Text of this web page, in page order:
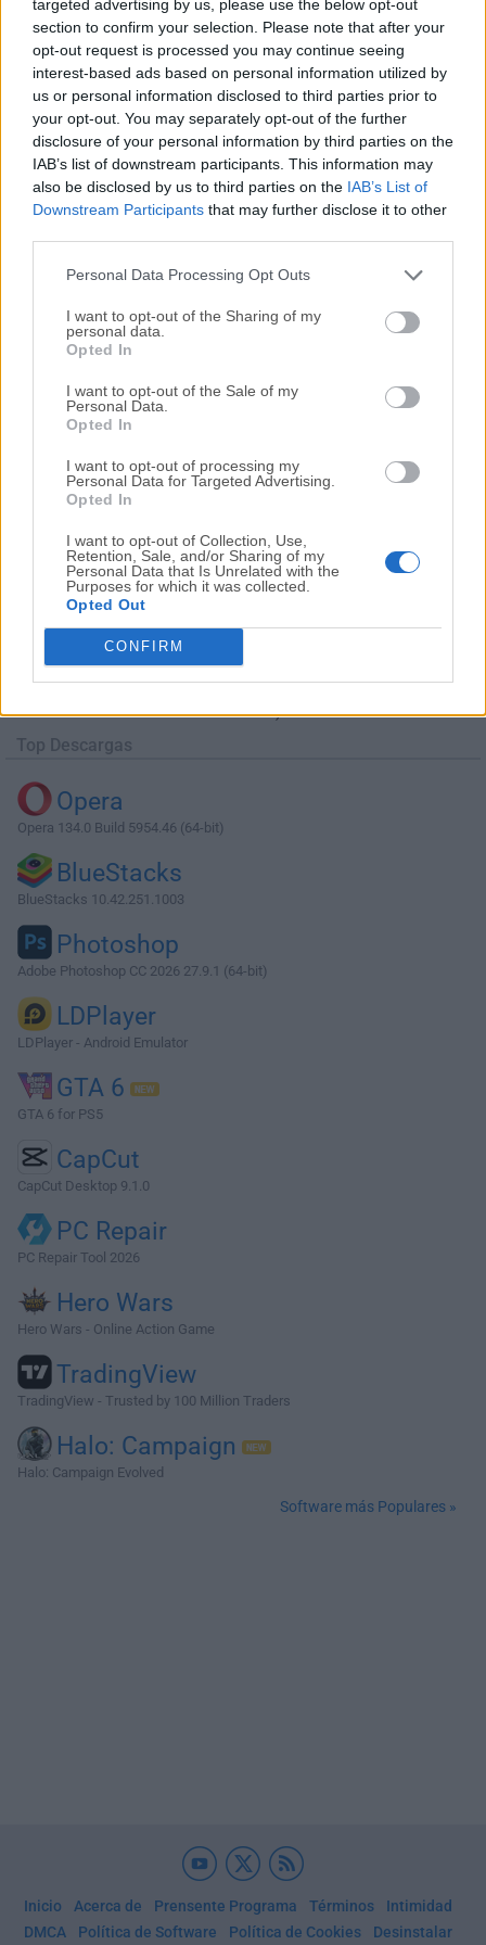
targeted advertising by us, please use the below opt-out
section to confirm your selection. Please note that after your
opt-out request is processed you may continue seeing
interest-based ads based on personal information utilized by
us or personal information disclosed to third parties prior to
your opt-out. You may separately opt-out of the further
disclosure of your personal information by third parties on the
IAB’s list of downstream participants. This information may
also be disclosed by us to third parties on the IAB’s List of
Downstream Participants that may further disclose it to other
Personal Data Processing Opt Outs
I want to opt-out of the Sharing of my
personal data.
Opted In
I want to opt-out of the Sale of my
Personal Data.
Opted In
I want to opt-out of processing my
Personal Data for Targeted Advertising.
Opted In
I want to opt-out of Collection, Use,
Retention, Sale, and/or Sharing of my
Personal Data that Is Unrelated with the
Purposes for which it was collected.
Opted Out
CONFIRM
Todas las versiones antiguas distribuidas en nuestro
sitio web son completamente libres de virus y están
disponibles para su descarga sin costo alguno.
Nos encantaría saber de ti
Si tienes alguna pregunta o idea que desees compartir
Descargar Agisoft Metashape 1.6.6 (64-
¿Por qué se publica esta aplicación en Filehorse? (Más
información)
Top Descargas
Opera
Opera 134.0 Build 5954.46 (64-bit)
BlueStacks
BlueStacks 10.42.251.1003
Photoshop
Adobe Photoshop CC 2026 27.9.1 (64-bit)
LDPlayer
LDPlayer - Android Emulator
GTA 6
GTA 6 for PS5
CapCut
CapCut Desktop 9.1.0
PC Repair
PC Repair Tool 2026
Hero Wars
Hero Wars - Online Action Game
TradingView
TradingView - Trusted by 100 Million Traders
Halo: Campaign
Halo: Campaign Evolved
Software más Populares »
Inicio Acerca de Prensente Programa Términos
Intimidad
DMCA
Política de Software Política de Cookies Desinstalar